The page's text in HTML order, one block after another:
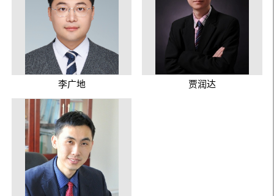
李广地 贾润达